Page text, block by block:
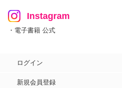
Instagram
・電子書籍 公式
ログイン
新規会員登録